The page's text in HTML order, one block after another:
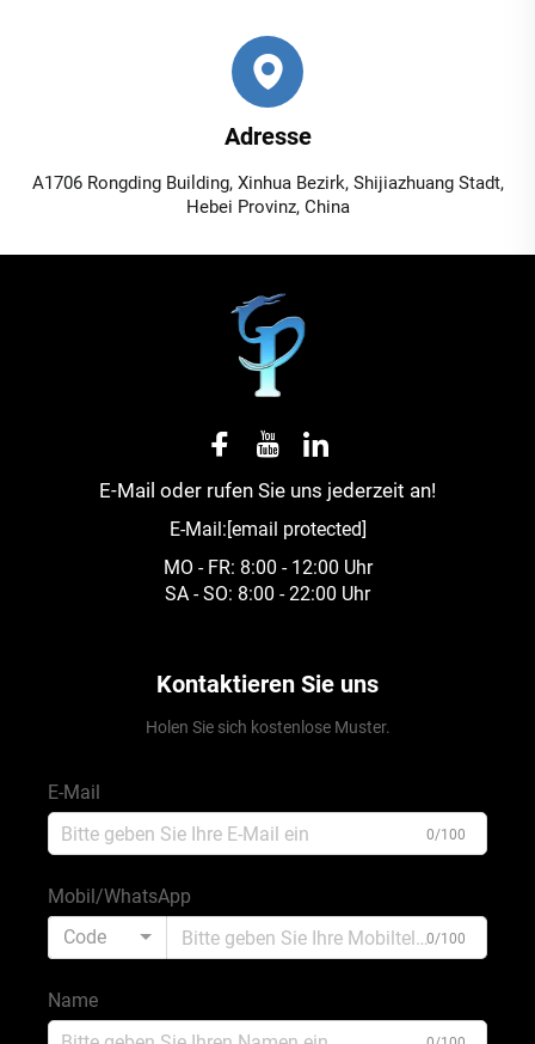
Adresse
A1706 Rongding Building, Xinhua Bezirk, Shijiazhuang Stadt,
Hebei Provinz, China
E-Mail oder rufen Sie uns jederzeit an!
E-Mail:[email protected]
MO - FR: 8:00 - 12:00 Uhr
SA - SO: 8:00 - 22:00 Uhr
Kontaktieren Sie uns
Holen Sie sich kostenlose Muster.
E-Mail
0/100
Mobil/WhatsApp
Code
0/100
Name